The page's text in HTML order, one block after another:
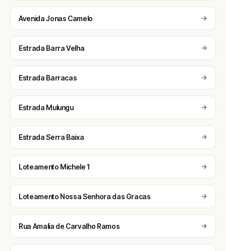
Avenida Jonas Camelo
Estrada Barra Velha
Estrada Barracas
Estrada Mulungu
Estrada Serra Baixa
Loteamento Michele 1
Loteamento Nossa Senhora das Gracas
Rua Amalia de Carvalho Ramos